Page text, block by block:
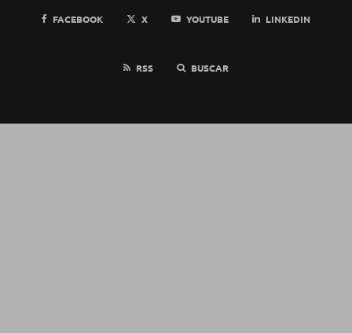
FACEBOOK X YOUTUBE LINKEDIN
RSS BUSCAR